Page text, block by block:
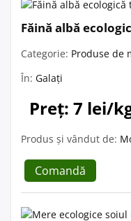
Făină albă
Categorie: Produse de
În: Galați
Preț: 7 lei/
Produs și vândut de:
Comandă